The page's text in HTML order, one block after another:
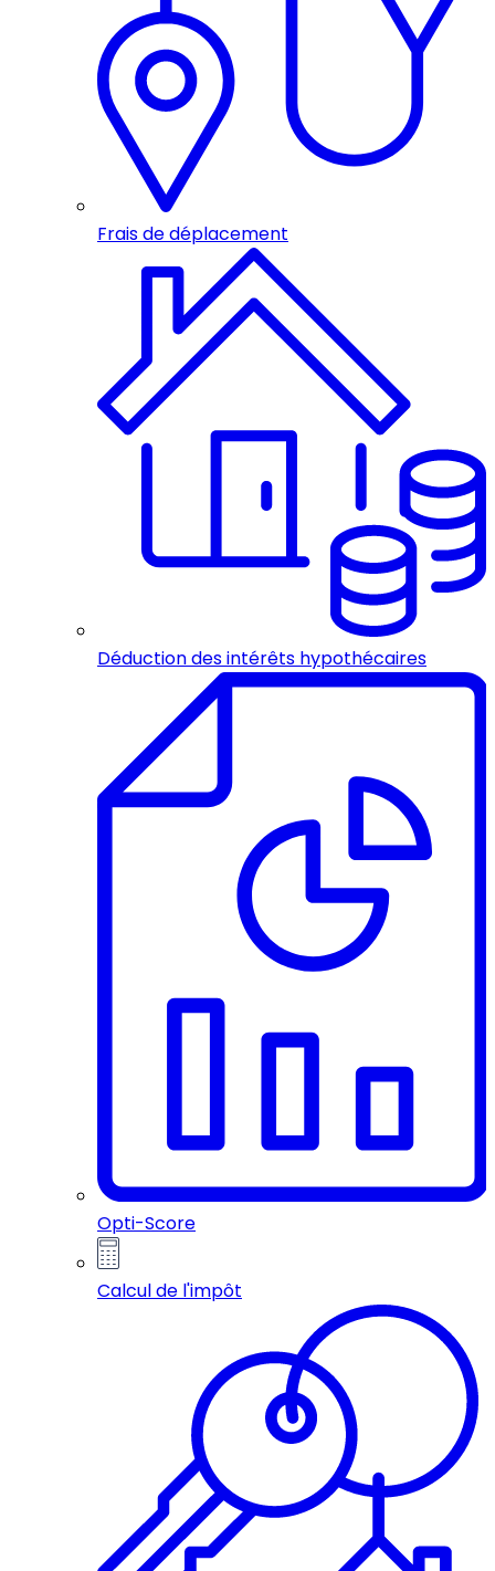
Frais de déplacement
Déduction des intérêts hypothécaires
Opti-Score
Calcul de l'impôt